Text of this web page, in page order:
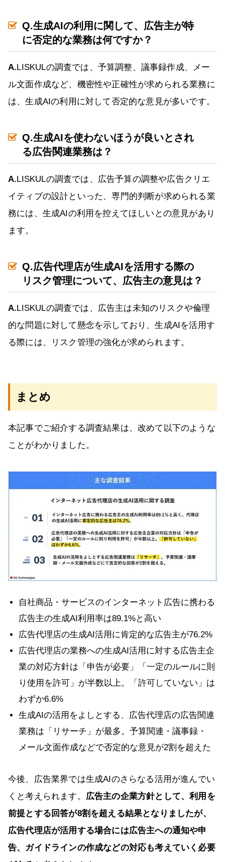
Q.生成AIの利用に関して、広告主が特
に否定的な業務は何ですか？
A.LISKULの調査では、予算調整、議事録作成、メー
ル文面作成など、機密性や正確性が求められる業務に
は、生成AIの利用に対して否定的な意見が多いです。
Q.生成AIを使わないほうが良いとされ
る広告関連業務は？
A.LISKULの調査では、広告予算の調整や広告クリエ
イティブの設計といった、専門的判断が求められる業
務には、生成AIの利用を控えてほしいとの意見があり
ます。
Q.広告代理店が生成AIを活用する際の
リスク管理について、広告主の意見は？
A.LISKULの調査では、広告主は未知のリスクや倫理
的な問題に対して懸念を示しており、生成AIを活用す
る際には、リスク管理の強化が求められます。
まとめ
本記事でご紹介する調査結果は、改めて以下のような
ことがわかりました。
自社商品・サービスのインターネット広告に携わる
広告主の生成AI利用率は89.1%と高い
広告代理店の生成AI活用に肯定的な広告主が76.2%
広告代理店の業務への生成AI活用に対する広告主企
業の対応方針は「申告が必要」「一定のルールに則
り使用を許可」が半数以上。「許可していない」は
わずか6.6%
生成AIの活用をよしとする、広告代理店の広告関連
業務は「リサーチ」が最多。予算関連・議事録・
メール文面作成などで否定的な意見が2割を超えた
今後、広告業界では生成AIのさらなる活用が進んでい
くと考えられます。 広告主の企業方針として、利用を
前提とする回答が8割を超える結果となりましたが、
広告代理店が活用する場合には広告主への通知や申
告、ガイドラインの作成などの対応も考えていく必要